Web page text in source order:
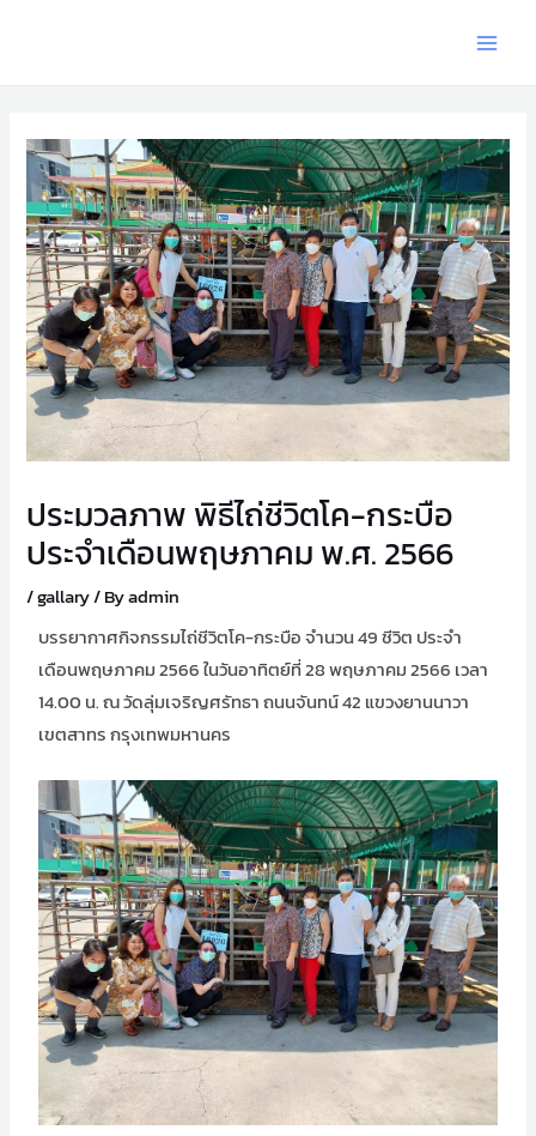
ประมวลภาพ พิธีไถ่ชีวิตโค-กระบือ
ประจำเดือนพฤษภาคม พ.ศ. 2566
/gallary/ Byadmin
บรรยากาศกิจกรรมไถ่ชีวิตโค-กระบือ จำนวน 49 ชีวิต ประจำ
เดือนพฤษภาคม 2566 ในวันอาทิตย์ที่ 28 พฤษภาคม 2566 เวลา
14.00 น. ณ วัดลุ่มเจริญศรัทธา ถนนจันทน์ 42 แขวงยานนาวา
เขตสาทร กรุงเทพมหานคร